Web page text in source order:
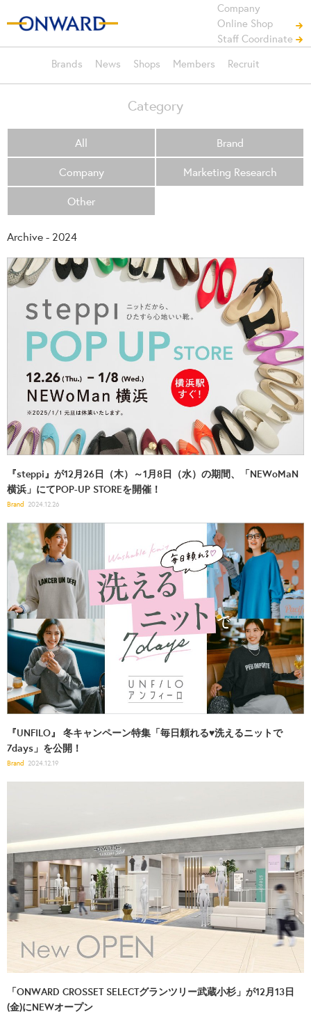
Company
Online Shop
Staff Coordinate
Brands
News Shops Members Recruit
Category
All
Brand
Company
Marketing Research
Other
Archive - 2024
『steppi』が12月26日（木）～1月8日（水）の期間、「NEWoMaN
横浜」にてPOP-UP STOREを開催！
Brand 2024.12.26
『UNFILO』 冬キャンペーン特集「毎日頼れる♥洗えるニットで
7days」を公開！
Brand 2024.12.19
「ONWARD CROSSET SELECTグランツリー武蔵小杉」が12月13日
(金)にNEWオープン